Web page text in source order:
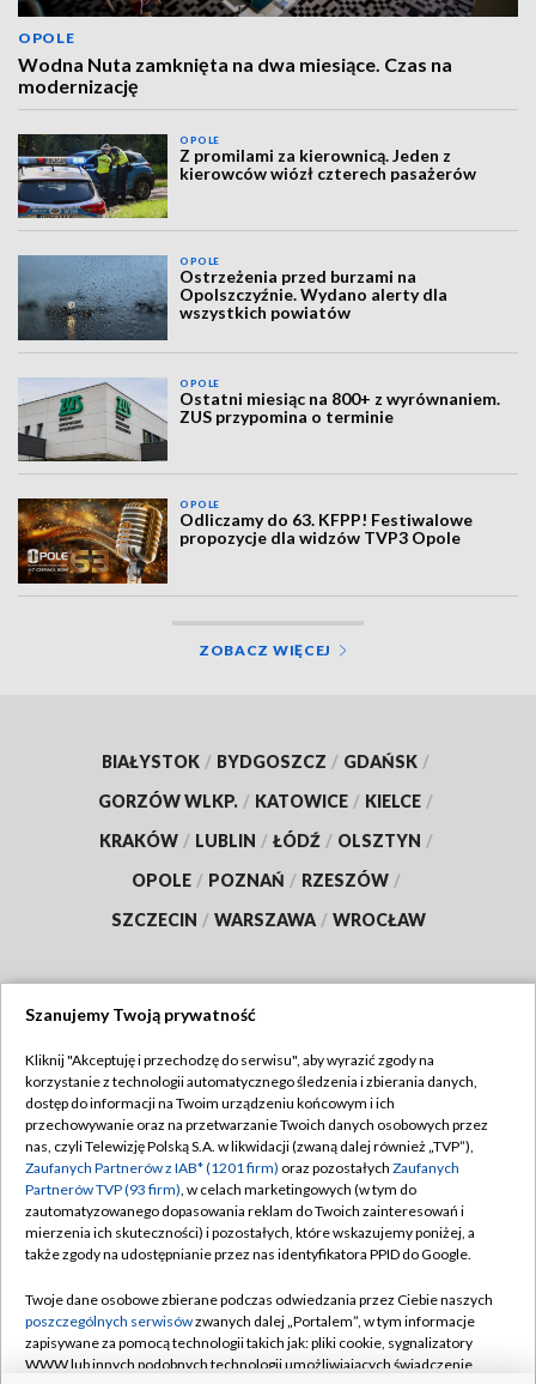
OPOLE
Wodna Nuta zamknięta na dwa miesiące. Czas na
modernizację
OPOLE
Z promilami za kierownicą. Jeden z
kierowców wiózł czterech pasażerów
OPOLE
Ostrzeżenia przed burzami na
Opolszczyźnie. Wydano alerty dla
wszystkich powiatów
OPOLE
Ostatni miesiąc na 800+ z wyrównaniem.
ZUS przypomina o terminie
OPOLE
Odliczamy do 63. KFPP! Festiwalowe
propozycje dla widzów TVP3 Opole
ZOBACZ WIĘCEJ
BIAŁYSTOK / BYDGOSZCZ / GDAŃSK /
GORZÓW WLKP. / KATOWICE / KIELCE /
KRAKÓW / LUBLIN / ŁÓDŹ / OLSZTYN /
OPOLE / POZNAŃ / RZESZÓW /
SZCZECIN / WARSZAWA / WROCŁAW
TVP
Abonament TVP
Emisja w TVP
Centrum informacji TVP
Naziemna Telewizja Cyfrowa
Rada Programowa
System NOS
Regulamin TVP
Polityka prywatności
Moje zgody
Pomoc
Kontakt
Szanujemy Twoją prywatność
Kliknij "Akceptuję i przechodzę do serwisu", aby wyrazić zgody na
korzystanie z technologii automatycznego śledzenia i zbierania danych,
dostęp do informacji na Twoim urządzeniu końcowym i ich
przechowywanie oraz na przetwarzanie Twoich danych osobowych przez
nas, czyli Telewizję Polską S.A. w likwidacji (zwaną dalej również „TVP”),
Zaufanych Partnerów z IAB* (1201 firm) oraz pozostałych Zaufanych
Partnerów TVP (93 firm), w celach marketingowych (w tym do
zautomatyzowanego dopasowania reklam do Twoich zainteresowań i
mierzenia ich skuteczności) i pozostałych, które wskazujemy poniżej, a
także zgody na udostępnianie przez nas identyfikatora PPID do Google.
Twoje dane osobowe zbierane podczas odwiedzania przez Ciebie naszych
poszczególnych serwisówzwanych dalej „Portalem”, w tym informacje
zapisywane za pomocą technologii takich jak: pliki cookie, sygnalizatory
WWW lub innych podobnych technologii umożliwiających świadczenie